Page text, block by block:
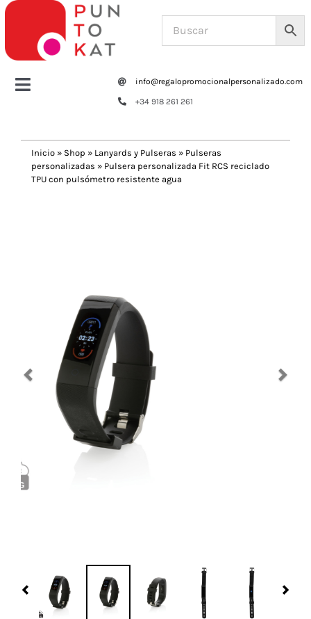
Saltar
contenido
Toggle
Tazas y botellas
Navidad 🎄 Invierno
Tecnología
Fabricación
info@regalopromocionalpersonalizado.com
+34 918 261 261
Inicio » Shop » Lanyards y Pulseras » Pulseras
personalizadas » Pulsera personalizada Fit RCS reciclado
TPU con pulsómetro resistente agua
Previous